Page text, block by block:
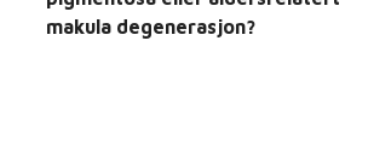
makula degenerasjon?